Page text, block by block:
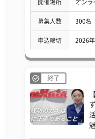
開催場所 オンラ
募集人数 300名
申込締切 2026
終了